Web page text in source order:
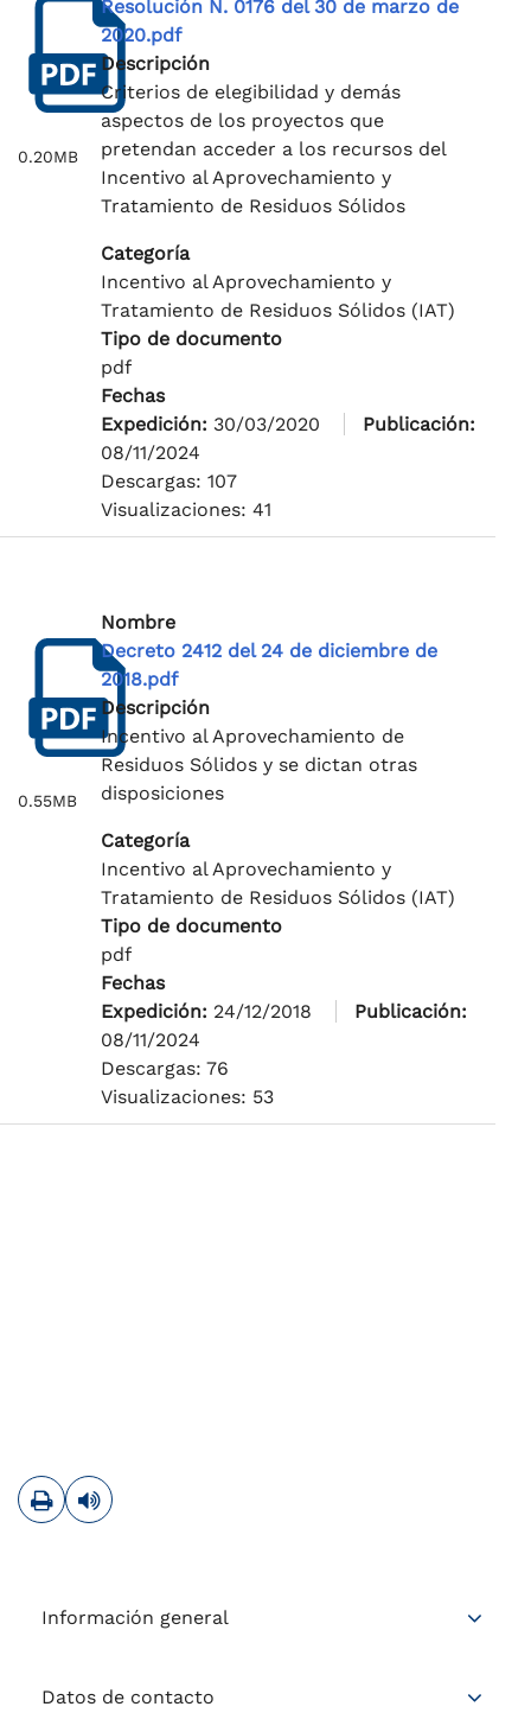
0.20MB
Resolución N. 0176 del 30 de marzo de
2020.pdf
Descripción
Criterios de elegibilidad y demás
aspectos de los proyectos que
pretendan acceder a los recursos del
Incentivo al Aprovechamiento y
Tratamiento de Residuos Sólidos
Categoría
Incentivo al Aprovechamiento y
Tratamiento de Residuos Sólidos (IAT)
Tipo de documento
pdf
Fechas
Expedición: 30/03/2020
Publicación:
08/11/2024
Descargas: 107
Visualizaciones: 41
0.55MB
Nombre
Decreto 2412 del 24 de diciembre de
2018.pdf
Descripción
Incentivo al Aprovechamiento de
Residuos Sólidos y se dictan otras
disposiciones
Categoría
Incentivo al Aprovechamiento y
Tratamiento de Residuos Sólidos (IAT)
Tipo de documento
pdf
Fechas
Expedición: 24/12/2018
Publicación:
08/11/2024
Descargas: 76
Visualizaciones: 53
ImprimirLeer contenido
Información general
Datos de contacto